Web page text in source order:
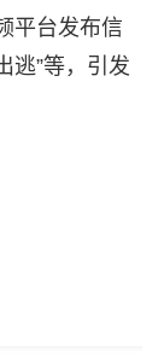
平台发布信
逃”等，引发